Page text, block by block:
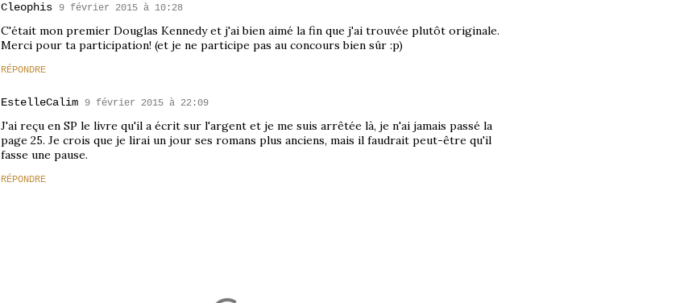
Cleophis 9 février 2015 à 10:28
C'était mon premier Douglas Kennedy et j'ai bien aimé la fin que j'ai trouvée plutôt originale.
Merci pour ta participation! (et je ne participe pas au concours bien sûr :p)
RÉPONDRE
EstelleCalim 9 février 2015 à 22:09
J'ai reçu en SP le livre qu'il a écrit sur l'argent et je me suis arrêtée là, je n'ai jamais passé la
page 25. Je crois que je lirai un jour ses romans plus anciens, mais il faudrait peut-être qu'il
fasse une pause.
RÉPONDRE